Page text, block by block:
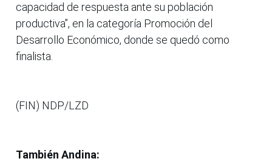
capacidad de respuesta ante su población
productiva”, en la categoría Promoción del
Desarrollo Económico, donde se quedó como
finalista.
(FIN) NDP/LZD
También Andina: